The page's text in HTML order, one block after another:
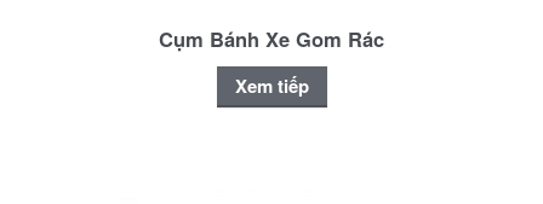
Cụm Bánh Xe Gom Rác
Xem tiếp